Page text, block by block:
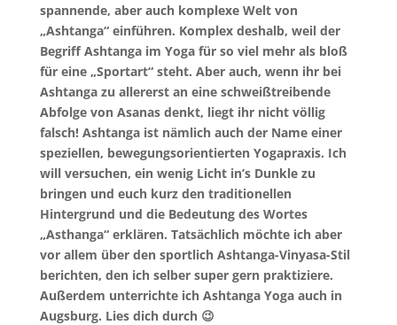
spannende, aber auch komplexe Welt von
„Ashtanga“ einführen. Komplex deshalb, weil der
Begriff Ashtanga im Yoga für so viel mehr als bloß
für eine „Sportart“ steht. Aber auch, wenn ihr bei
Ashtanga zu allererst an eine schweißtreibende
Abfolge von Asanas denkt, liegt ihr nicht völlig
falsch! Ashtanga ist nämlich auch der Name einer
speziellen, bewegungsorientierten Yogapraxis. Ich
will versuchen, ein wenig Licht in’s Dunkle zu
bringen und euch kurz den traditionellen
Hintergrund und die Bedeutung des Wortes
„Asthanga“ erklären. Tatsächlich möchte ich aber
vor allem über den sportlich Ashtanga-Vinyasa-Stil
berichten, den ich selber super gern praktiziere.
Außerdem unterrichte ich Ashtanga Yoga auch in
Augsburg. Lies dich durch 😉